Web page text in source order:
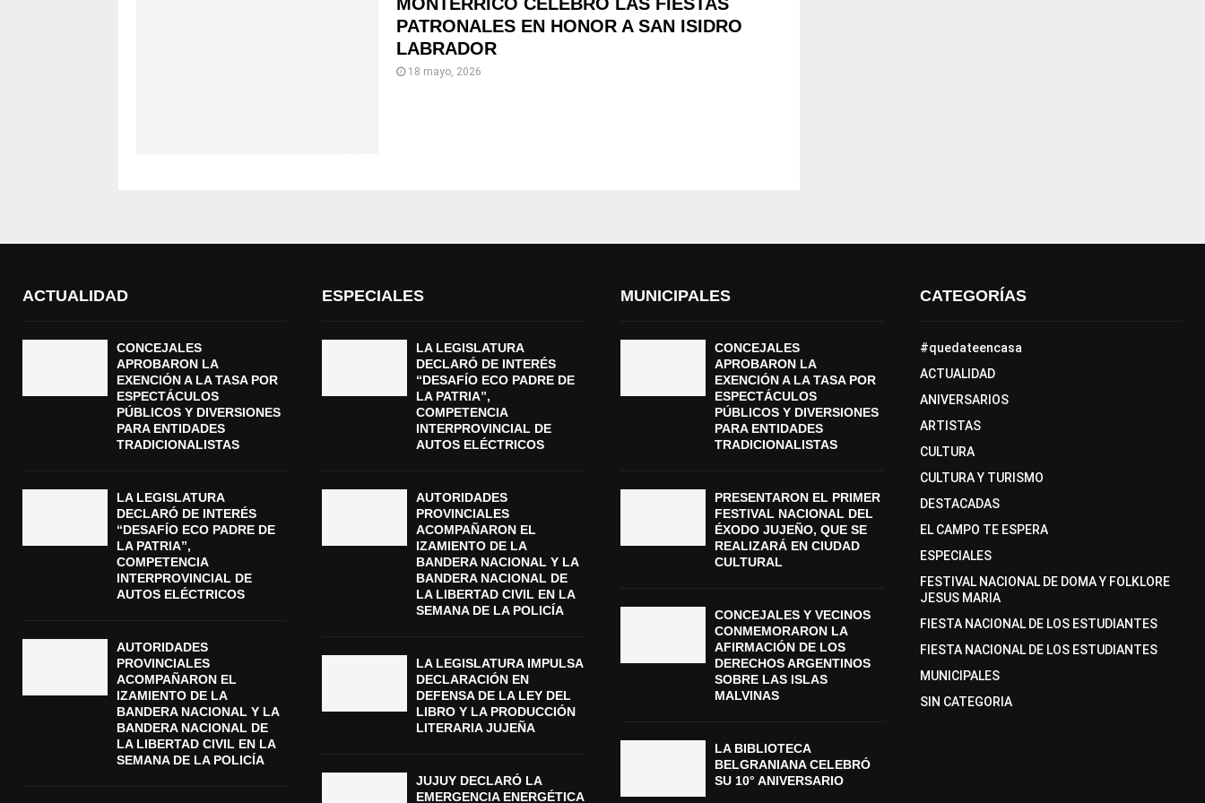
PATRONALES EN HONOR A SAN ISIDRO
LABRADOR
18 mayo, 2026
ACTUALIDAD
CONCEJALES
APROBARON LA
EXENCIÓN A LA TASA POR
ESPECTÁCULOS
PÚBLICOS Y DIVERSIONES
PARA ENTIDADES
TRADICIONALISTAS
LA LEGISLATURA
DECLARÓ DE INTERÉS
“DESAFÍO ECO PADRE DE
LA PATRIA”,
COMPETENCIA
INTERPROVINCIAL DE
AUTOS ELÉCTRICOS
AUTORIDADES
PROVINCIALES
ACOMPAÑARON EL
IZAMIENTO DE LA
BANDERA NACIONAL Y LA
BANDERA NACIONAL DE
LA LIBERTAD CIVIL EN LA
SEMANA DE LA POLICÍA
ESPECIALES
LA LEGISLATURA
DECLARÓ DE INTERÉS
“DESAFÍO ECO PADRE DE
LA PATRIA”,
COMPETENCIA
INTERPROVINCIAL DE
AUTOS ELÉCTRICOS
AUTORIDADES
PROVINCIALES
ACOMPAÑARON EL
IZAMIENTO DE LA
BANDERA NACIONAL Y LA
BANDERA NACIONAL DE
LA LIBERTAD CIVIL EN LA
SEMANA DE LA POLICÍA
LA LEGISLATURA IMPULSA
DECLARACIÓN EN
DEFENSA DE LA LEY DEL
LIBRO Y LA PRODUCCIÓN
LITERARIA JUJEÑA
JUJUY DECLARÓ LA
EMERGENCIA ENERGÉTICA
MUNICIPALES
CONCEJALES
APROBARON LA
EXENCIÓN A LA TASA POR
ESPECTÁCULOS
PÚBLICOS Y DIVERSIONES
PARA ENTIDADES
TRADICIONALISTAS
PRESENTARON EL PRIMER
FESTIVAL NACIONAL DEL
ÉXODO JUJEÑO, QUE SE
REALIZARÁ EN CIUDAD
CULTURAL
CONCEJALES Y VECINOS
CONMEMORARON LA
AFIRMACIÓN DE LOS
DERECHOS ARGENTINOS
SOBRE LAS ISLAS
MALVINAS
LA BIBLIOTECA
BELGRANIANA CELEBRÓ
SU 10° ANIVERSARIO
CATEGORÍAS
#quedateencasa
ACTUALIDAD
ANIVERSARIOS
ARTISTAS
CULTURA
CULTURA Y TURISMO
DESTACADAS
EL CAMPO TE ESPERA
ESPECIALES
FESTIVAL NACIONAL DE DOMA Y FOLKLORE
JESUS MARIA
FIESTA NACIONAL DE LOS ESTUDIANTES
FIESTA NACIONAL DE LOS ESTUDIANTES
MUNICIPALES
SIN CATEGORIA